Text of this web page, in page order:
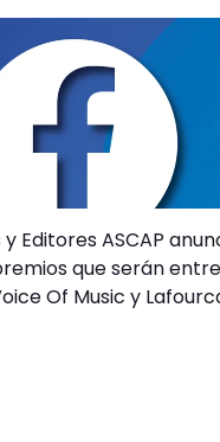
Editores ASCAP
que serán
Of Music y